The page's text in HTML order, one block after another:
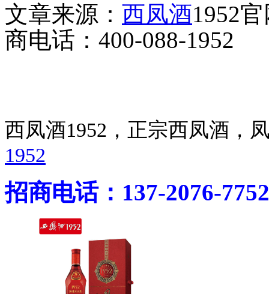
文章来源： 西凤酒1952
商电话：400-088-1952
西凤酒1952，正宗西凤酒
1952
招商电话：137-2076-7752